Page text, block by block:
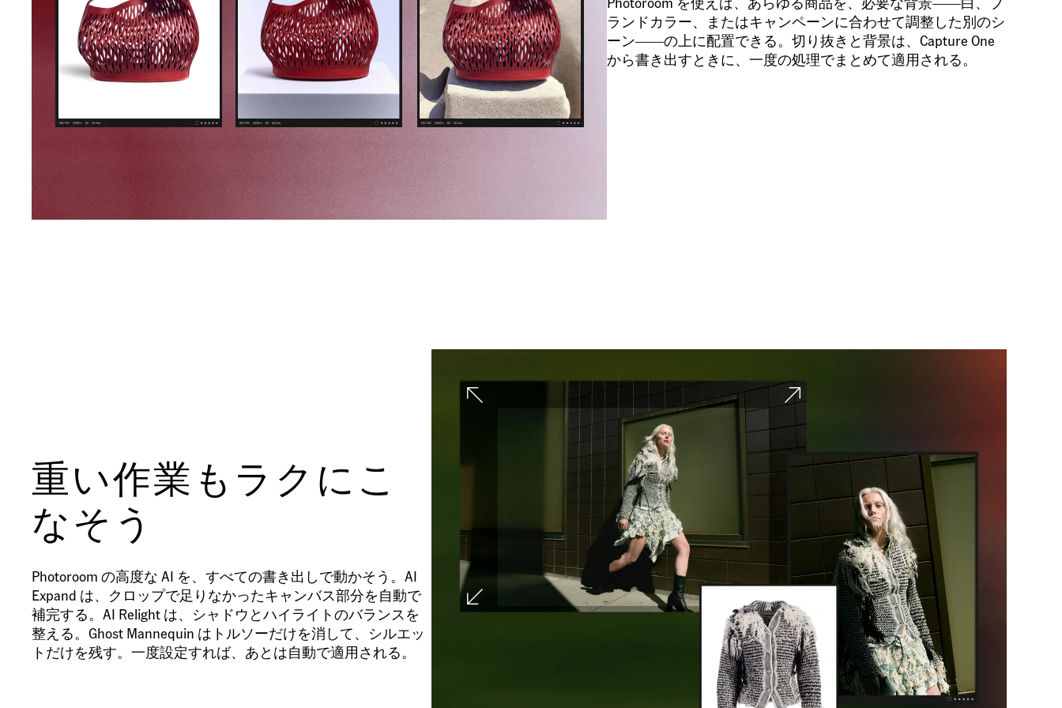
ランドカラー、またはキャンペーンに合わせて調整した別のシ
ーン――の上に配置できる。切り抜きと背景は、Capture One
から書き出すときに、一度の処理でまとめて適用される。
重い作業もラクにこ
なそう
Photoroom の高度な AI を、すべての書き出しで動かそう。AI
Expand は、クロップで足りなかったキャンバス部分を自動で
補完する。AI Relight は、シャドウとハイライトのバランスを
整える。Ghost Mannequin はトルソーだけを消して、シルエッ
トだけを残す。一度設定すれば、あとは自動で適用される。